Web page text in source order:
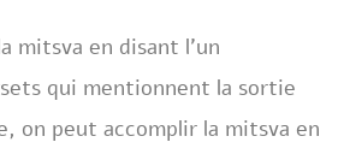
mitsva en disant l’un
qui mentionnent la sortie
on peut accomplir la mitsva en